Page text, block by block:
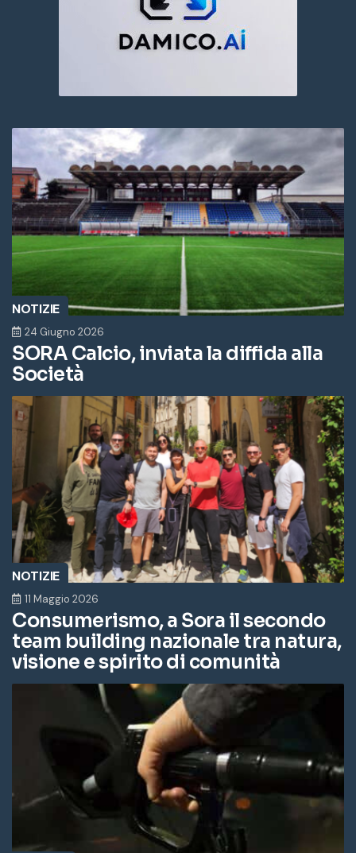
NOTIZIE
24 Giugno 2026
SORA Calcio, inviata la diffida alla
Società
NOTIZIE
11 Maggio 2026
Consumerismo, a Sora il secondo
team building nazionale tra natura,
visione e spirito di comunità